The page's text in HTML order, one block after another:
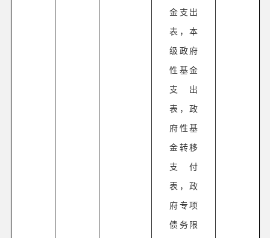
金支出
表，本
级政府
性基金
支出
表，政
府性基
金转移
支付
表，政
府专项
债务限